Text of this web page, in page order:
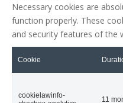
Necessary cookies are
function properly. These
and security features of the
Cookie
cookielawinfo-
11